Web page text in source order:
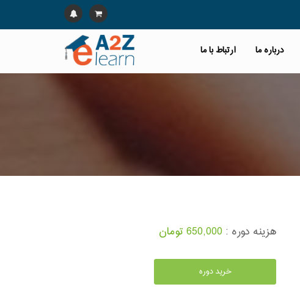
درباره ما ارتباط با ما
هزینه دوره : 650,000 تومان
خرید دوره